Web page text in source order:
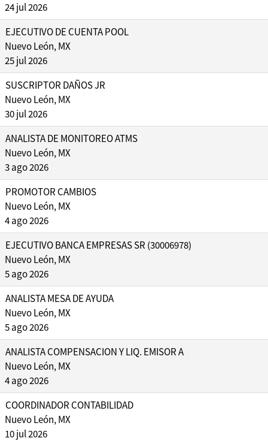
24 jul 2026
EJECUTIVO DE CUENTA POOL
Nuevo León, MX
25 jul 2026
SUSCRIPTOR DAÑOS JR
Nuevo León, MX
30 jul 2026
ANALISTA DE MONITOREO ATMS
Nuevo León, MX
3 ago 2026
PROMOTOR CAMBIOS
Nuevo León, MX
4 ago 2026
EJECUTIVO BANCA EMPRESAS SR (30006978)
Nuevo León, MX
5 ago 2026
ANALISTA MESA DE AYUDA
Nuevo León, MX
5 ago 2026
ANALISTA COMPENSACION Y LIQ. EMISOR A
Nuevo León, MX
4 ago 2026
COORDINADOR CONTABILIDAD
Nuevo León, MX
10 jul 2026